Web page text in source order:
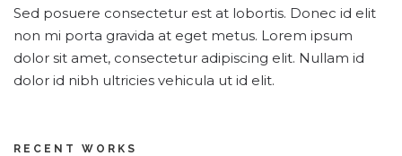
Sed posuere consectetur est at lobortis. Donec id elit
non mi porta gravida at eget metus. Lorem ipsum
dolor sit amet, consectetur adipiscing elit. Nullam id
dolor id nibh ultricies vehicula ut id elit.
RECENT WORKS